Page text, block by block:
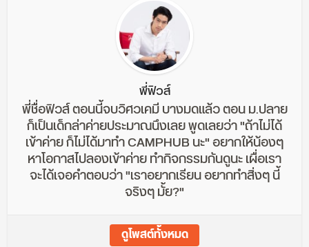
พี่ฟิวส์
พี่ชื่อฟิวส์ ตอนนี้จบวิศวเคมี บางมดแล้ว ตอน ม.ปลาย
ก็เป็นเด็กล่าค่ายประมาณนึงเลย พูดเลยว่า "ถ้าไม่ได้
เข้าค่าย ก็ไม่ได้มาทำ CAMPHUB นะ" อยากให้น้องๆ
หาโอกาสไปลองเข้าค่าย ทำกิจกรรมกันดูนะ เผื่อเรา
จะได้เจอคำตอบว่า "เราอยากเรียน อยากทำสิ่งๆ นี้
จริงๆ มั้ย?"
ดูโพสต์ทั้งหมด